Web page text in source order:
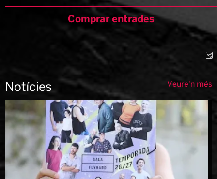
Comprar entrades
Notícies Veure'n més